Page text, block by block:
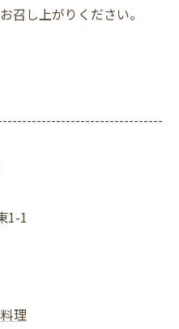
召し上がりください。
1-1
理